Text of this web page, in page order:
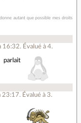
autant que possible mes droits
16:32. Évalué à 4.
23:17. Évalué à 3.